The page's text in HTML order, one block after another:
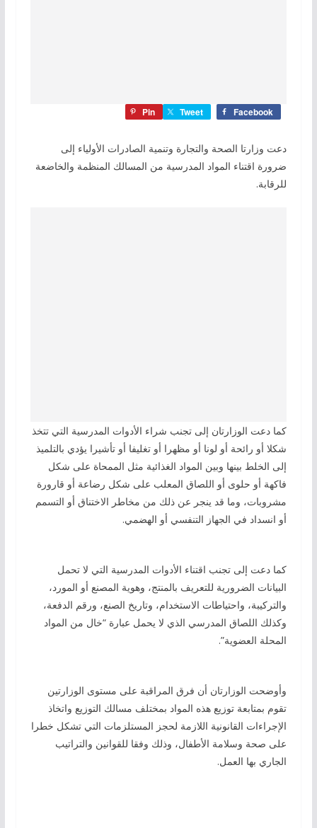
Facebook
Tweet
Pin
دعت وزارتا الصحة والتجارة وتنمية الصادرات الأولياء إلى
ضرورة اقتناء المواد المدرسية من المسالك المنظمة والخاضعة
للرقابة.
كما دعت الوزارتان إلى تجنب شراء الأدوات المدرسية التي تتخذ
شكلا أو رائحة أو لونا أو مظهرا أو تغليفا أو تأشيرا يؤدي بالتلميذ
إلى الخلط بينها وبين المواد الغذائية مثل الممحاة على شكل
فاكهة أو حلوى أو اللصاق المعلب على شكل رضاعة أو قارورة
مشروبات، وما قد ينجر عن ذلك من مخاطر الاختناق أو التسمم
أو انسداد في الجهاز التنفسي أو الهضمي.
كما دعت إلى تجنب اقتناء الأدوات المدرسية التي لا تحمل
البيانات الضرورية للتعريف بالمنتج، وهوية المصنع أو المورد،
والتركيبة، واحتياطات الاستخدام، وتاريخ الصنع، ورقم الدفعة،
وكذلك اللصاق المدرسي الذي لا يحمل عبارة “خال من المواد
المحلة العضوية”.
وأوضحت الوزارتان أن فرق المراقبة على مستوى الوزارتين
تقوم بمتابعة توزيع هذه المواد بمختلف مسالك التوزيع واتخاذ
الإجراءات القانونية اللازمة لحجز المستلزمات التي تشكل خطرا
على صحة وسلامة الأطفال، وذلك وفقا للقوانين والتراتيب
الجاري بها العمل.